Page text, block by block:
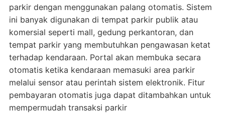
parkir dengan menggunakan palang otomatis. Sistem
ini banyak digunakan di tempat parkir publik atau
komersial seperti mall, gedung perkantoran, dan
tempat parkir yang membutuhkan pengawasan ketat
terhadap kendaraan. Portal akan membuka secara
otomatis ketika kendaraan memasuki area parkir
melalui sensor atau perintah sistem elektronik. Fitur
pembayaran otomatis juga dapat ditambahkan untuk
mempermudah transaksi parkir